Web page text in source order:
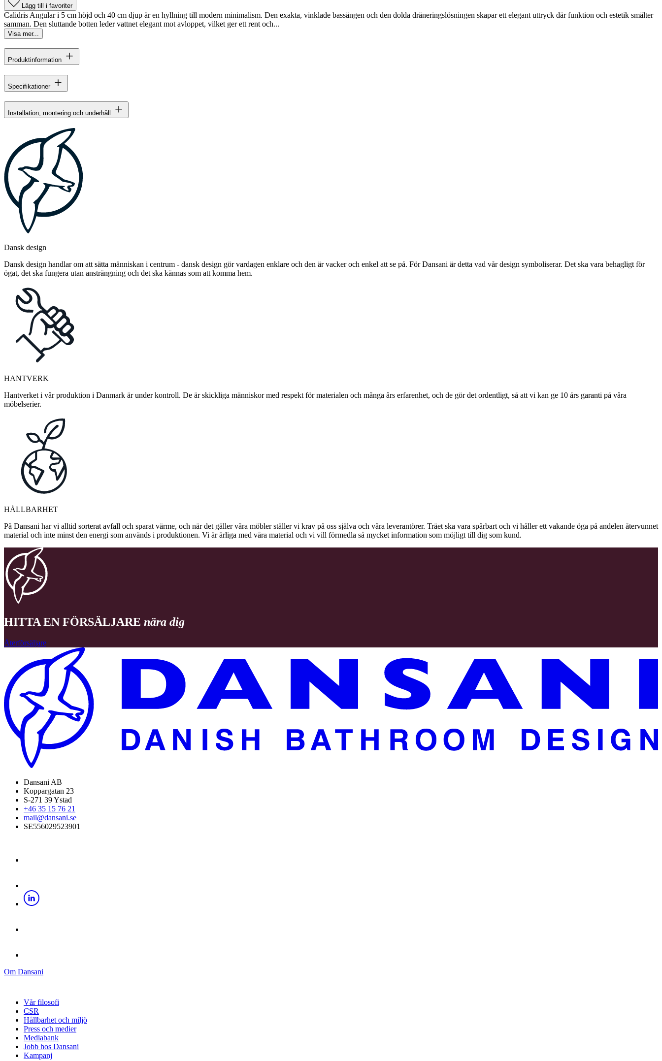
Lägg till i favoriter
Calidris Angular i 5 cm höjd och 40 cm djup är en hyllning till modern minimalism. Den exakta, vinklade bassängen och den dolda dräneringslösningen skapar ett elegant uttryck där funktion och estetik smälter
samman. Den sluttande botten leder vattnet elegant mot avloppet, vilket ger ett rent och...
Visa mer...
Produktinformation
Specifikationer
Installation, montering och underhåll
Dansk design
Dansk design handlar om att sätta människan i centrum - dansk design gör vardagen enklare och den är vacker och enkel att se på. För Dansani är detta vad vår design symboliserar. Det ska vara behagligt för
ögat, det ska fungera utan ansträngning och det ska kännas som att komma hem.
HANTVERK
Hantverket i vår produktion i Danmark är under kontroll. De är skickliga människor med respekt för materialen och många års erfarenhet, och de gör det ordentligt, så att vi kan ge 10 års garanti på våra
möbelserier.
HÅLLBARHET
På Dansani har vi alltid sorterat avfall och sparat värme, och när det gäller våra möbler ställer vi krav på oss själva och våra leverantörer. Träet ska vara spårbart och vi håller ett vakande öga på andelen återvunnet
material och inte minst den energi som används i produktionen. Vi är ärliga med våra material och vi vill förmedla så mycket information som möjligt till dig som kund.
HITTA EN FÖRSÄLJARE nära dig
Återförsäljare
Dansani AB
Koppargatan 23
S-271 39 Ystad
+46 35 15 76 21
mail@dansani.se
SE556029523901
Om Dansani
Vår filosofi
CSR
Hållbarhet och miljö
Press och medier
Mediabank
Jobb hos Dansani
Kampanj